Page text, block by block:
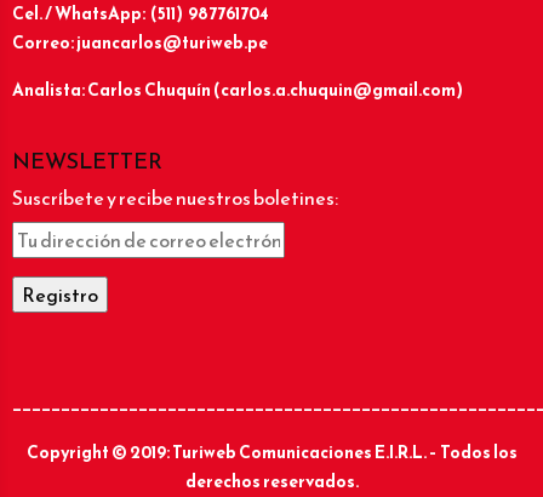
Cel. / WhatsApp: (511) 987761704
Correo: juancarlos@turiweb.pe
Analista: Carlos Chuquín (carlos.a.chuquin@gmail.com)
NEWSLETTER
Suscríbete y recibe nuestros boletines:
Copyright © 2019: Turiweb Comunicaciones E.I.R.L. – Todos los
derechos reservados.